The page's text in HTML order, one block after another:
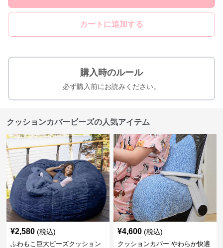
カートに追加する
購入時のルール
必ず購入前にお読みください。
クッションカバービーズの人気アイテム
¥2,580 (税込)
ふわもこ巨大ビーズクッション
¥4,600 (税込)
クッションカバー やわらか快適